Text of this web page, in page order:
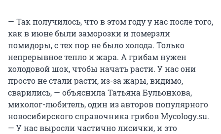
— Так получилось, что в этом году у нас после того,
как в июне были заморозки и померзли
помидоры, с тех пор не было холода. Только
непрерывное тепло и жара. А грибам нужен
холодовой шок, чтобы начать расти. У нас они
просто не стали расти, из-за жары, видимо,
сварились, — объяснила Татьяна Бульонкова,
миколог-любитель, один из авторов популярного
новосибирского справочника грибов Mycology.su.
— У нас выросли частично лисички, и это